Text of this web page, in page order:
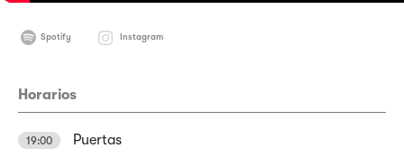
Spotify Instagram
Horarios
19:00 Puertas